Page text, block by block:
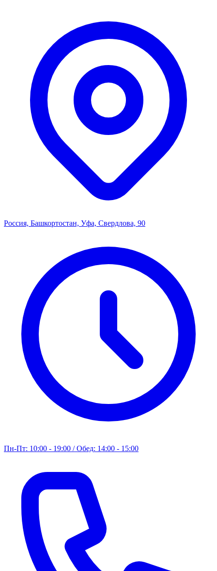
Россия, Башкортостан, Уфа, Свердлова, 90
Пн-Пт: 10:00 - 19:00 / Обед: 14:00 - 15:00